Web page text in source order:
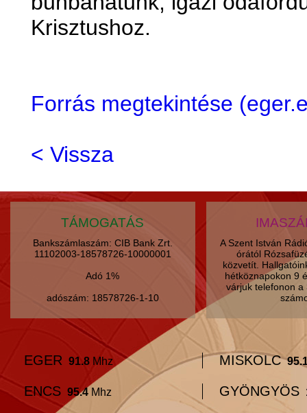
Krisztushoz.
Forrás megtekintése
< Vissza
TÁMOGATÁS
Bankszámlaszám: CIB Bank Zrt.
11102003-18578726-10000001
Adó 1%
adószám: 18578726-1-10
A Szent István
órától
közvetít.
hétköznapokon 9
várjuk telefonon
EGER 91.8 Mhz MISKOLC
ENCS 95.4 Mhz GYÖNGYÖS